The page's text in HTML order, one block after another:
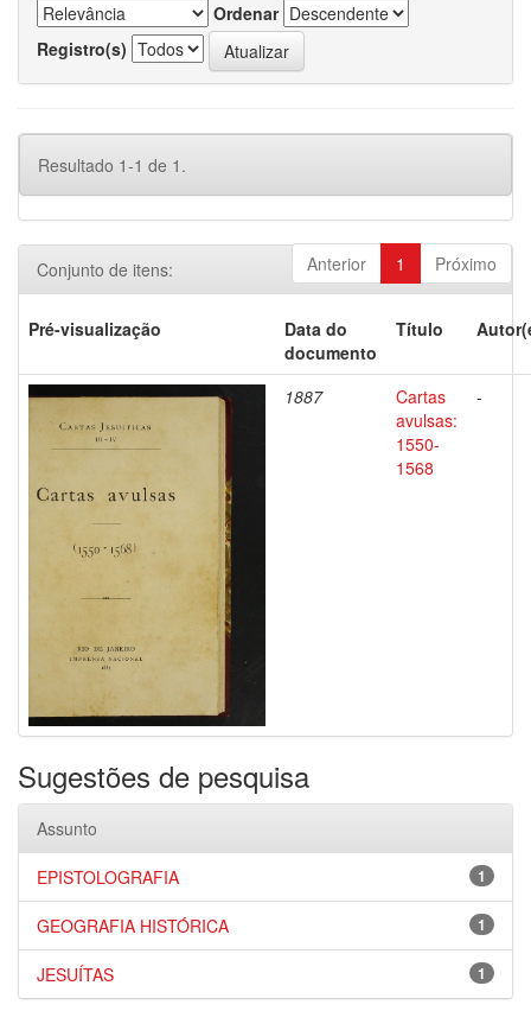
Ordenar
Registro(s)
Resultado 1-1 de 1.
Anterior 1 Próximo
Conjunto de itens:
Pré-visualização
Data do
documento
Título
1887
Cartas
avulsas:
1550-
1568
-
Sugestões de pesquisa
Assunto
1
EPISTOLOGRAFIA
1
GEOGRAFIA HISTÓRICA
1
JESUÍTAS